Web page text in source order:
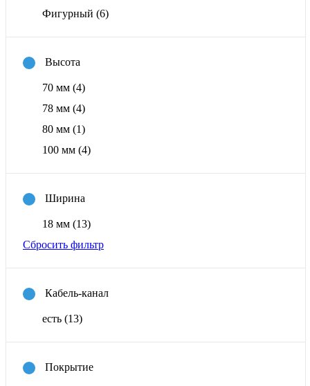
Фигурный (6)
Высота
70 мм (4)
78 мм (4)
80 мм (1)
100 мм (4)
Ширина
18 мм (13)
Сбросить фильтр
Кабель-канал
есть (13)
Покрытие